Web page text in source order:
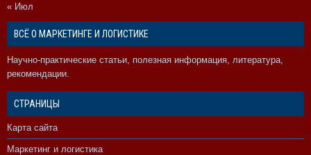
« Июл
ВСЁ О МАРКЕТИНГЕ И ЛОГИСТИКЕ
Научно-практические статьи, полезная информация, литература,
рекомендации.
СТРАНИЦЫ
Карта сайта
Маркетинг и логистика